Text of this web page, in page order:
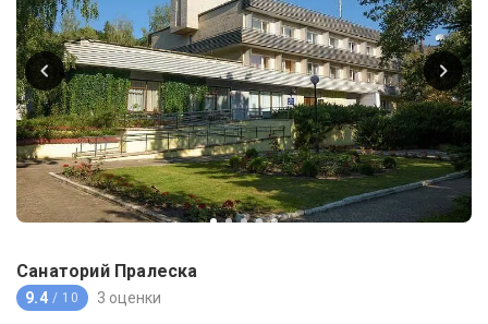
Санаторий Пралеска
9.4 / 10 3 оценки